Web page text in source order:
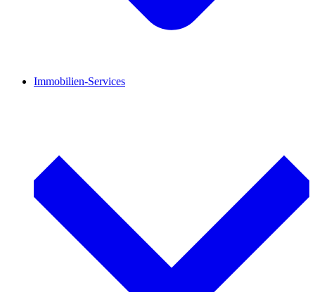
Immobilien-Services